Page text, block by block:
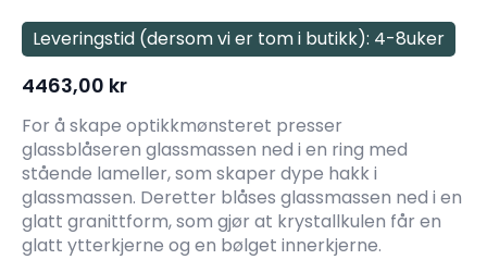
Leveringstid (dersom vi er tom i butikk): 4-8uker
4463,00 kr
For å skape optikkmønsteret presser
glassblåseren glassmassen ned i en ring med
stående lameller, som skaper dype hakk i
glassmassen. Deretter blåses glassmassen ned i en
glatt granittform, som gjør at krystallkulen får en
glatt ytterkjerne og en bølget innerkjerne.